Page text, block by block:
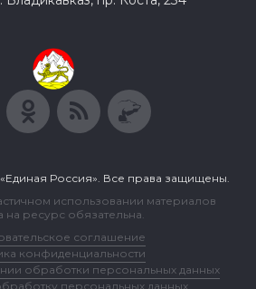
Россия». Все права защищены.
использовании материалов
на ресурс обязательна.
соглашение
конфиденциальности
обработки персональных данных
персональных данных